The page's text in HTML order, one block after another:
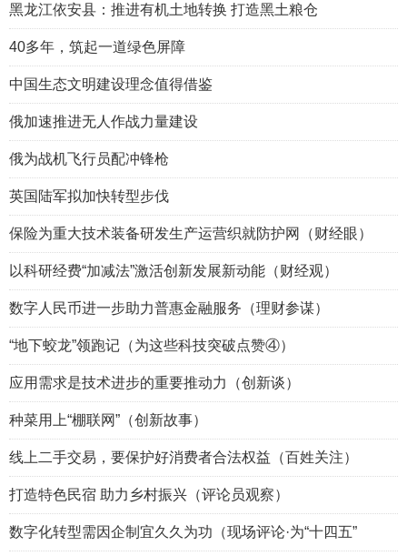
黑龙江依安县：推进有机土地转换 打造黑土粮仓
40多年，筑起一道绿色屏障
中国生态文明建设理念值得借鉴
俄加速推进无人作战力量建设
俄为战机飞行员配冲锋枪
英国陆军拟加快转型步伐
保险为重大技术装备研发生产运营织就防护网（财经眼）
以科研经费“加减法”激活创新发展新动能（财经观）
数字人民币进一步助力普惠金融服务（理财参谋）
“地下蛟龙”领跑记（为这些科技突破点赞④）
应用需求是技术进步的重要推动力（创新谈）
种菜用上“棚联网”（创新故事）
线上二手交易，要保护好消费者合法权益（百姓关注）
打造特色民宿 助力乡村振兴（评论员观察）
数字化转型需因企制宜久久为功（现场评论·为“十四五”